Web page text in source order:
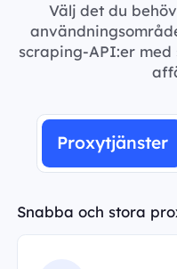
Välj det du
scraping-API:er
Proxytjänster
Snabba och stora